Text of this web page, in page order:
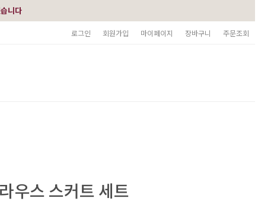
니다
로그인 회원가입 마이페이지 장바구니 주문조회
우스 스커트 세트